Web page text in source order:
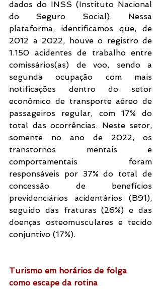
dados do INSS (Instituto Nacional
do Seguro Social). Nessa
plataforma, identificamos que, de
2012 a 2022, houve o registro de
1.150 acidentes de trabalho entre
comissários(as) de voo, sendo a
segunda ocupação com mais
notificações dentro do setor
econômico de transporte aéreo de
passageiros regular, com 17% do
total das ocorrências. Neste setor,
somente no ano de 2022, os
transtornos mentais e
comportamentais foram
responsáveis por 37% do total de
concessão de benefícios
previdenciários acidentários (B91),
seguido das fraturas (26%) e das
doenças osteomusculares e tecido
conjuntivo (17%).
Turismo em horários de folga
como escape da rotina